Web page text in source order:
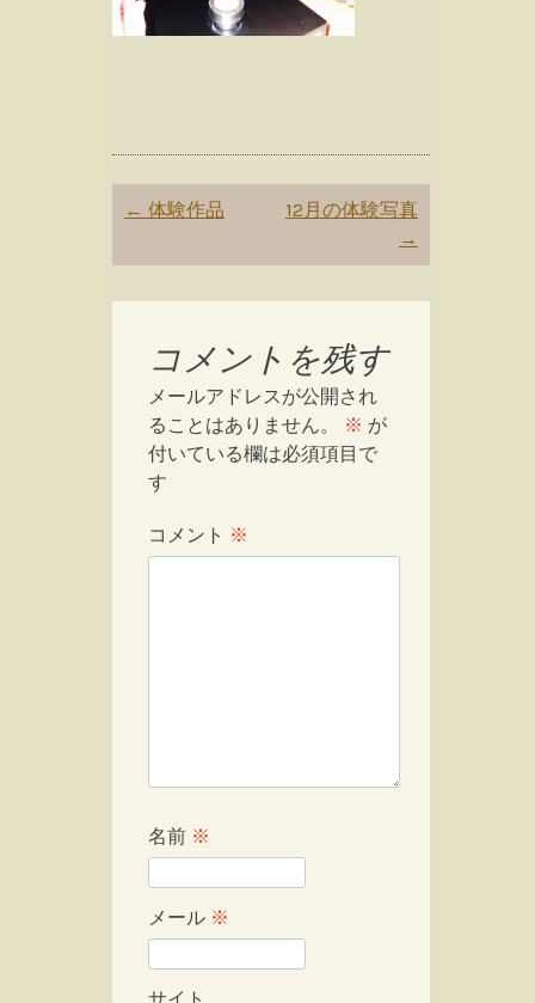
Post
← 体験作品
12月の体験写真
→
コメントを残す
メールアドレスが公開され
ることはありません。
※ が
付いている欄は必須項目で
す
コメント ※
名前 ※
メール ※